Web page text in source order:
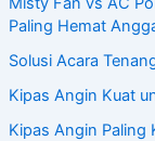
Paling Hemat
Solusi Acara
Kipas Angin Kuat
Kipas Angin Paling